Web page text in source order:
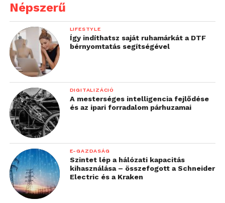
Népszerű
LIFESTYLE
Így indíthatsz saját ruhamárkát a DTF
bérnyomtatás segítségével
DIGITALIZÁCIÓ
A mesterséges intelligencia fejlődése
és az ipari forradalom párhuzamai
E-GAZDASÁG
Szintet lép a hálózati kapacitás
kihasználása – összefogott a Schneider
Electric és a Kraken